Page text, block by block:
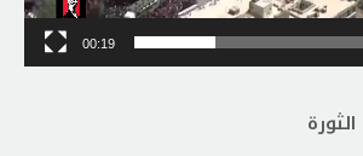
00:19